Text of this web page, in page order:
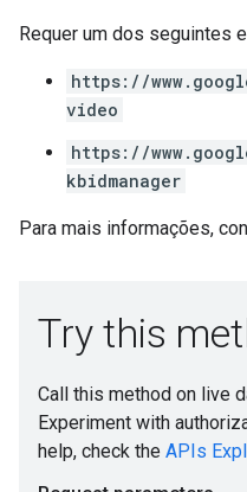
Requer um dos seguintes
https://
video
https://
kbidmanager
Para mais informações,